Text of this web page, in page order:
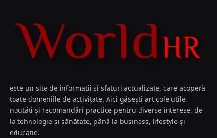
este un site de informații și sfaturi actualizate, care acoperă
toate domeniile de activitate. Aici găsești articole utile,
noutăți și recomandări practice pentru diverse interese, de
la tehnologie și sănătate, până la business, lifestyle și
educație.